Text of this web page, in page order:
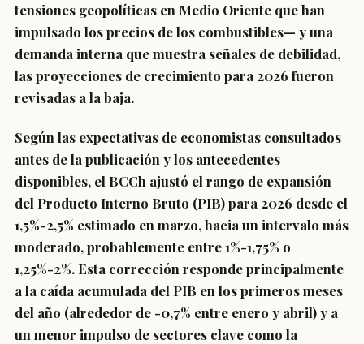
tensiones geopolíticas en Medio Oriente que han
impulsado los precios de los combustibles— y una
demanda interna que muestra señales de debilidad,
las proyecciones de crecimiento para 2026 fueron
revisadas a la baja.
Según las expectativas de economistas consultados
antes de la publicación y los antecedentes
disponibles, el BCCh ajustó el rango de expansión
del Producto Interno Bruto (PIB) para 2026 desde el
1,5%-2,5% estimado en marzo, hacia un intervalo más
moderado, probablemente entre 1%-1,75% o
1,25%-2%. Esta corrección responde principalmente
a la caída acumulada del PIB en los primeros meses
del año (alrededor de -0,7% entre enero y abril) y a
un menor impulso de sectores clave como la